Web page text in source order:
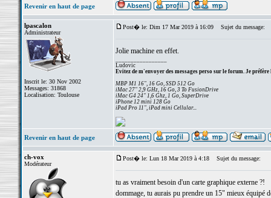
Revenir en haut de page
lpascalon
Administrateur
Inscrit le: 30 Nov 2002
Messages: 31868
Localisation: Toulouse
Post� le: Dim 17 Mar 2019 à 16:09 Sujet du message:
Jolie machine en effet.
Ludovic
Evitez de m'envoyer des messages perso sur le forum. Je préfère
MBP M1 16", 16 Go, SSD 512 Go
iMac 27" 2,9 GHz, 16 Go, 3 To FusionDrive
iMac G4 24" 1,6 Ghz, 1 Go, SuperDrive
iPhone 12 mini 128 Go
iPad Pro 11", iPad mini Cellular...
Revenir en haut de page
ch-vox
Modérateur
Post� le: Lun 18 Mar 2019 à 4:18 Sujet du message:
tu as vraiment besoin d'un carte graphique externe ?!
dommage, tu aurais pu prendre un 15" mieux équipé